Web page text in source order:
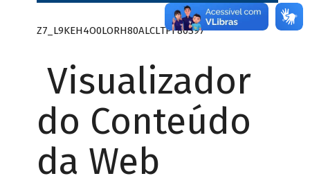
Z7_L9KEH4O0LORH80ALCLTPF80S97
Visualizador
do Conteúdo
da Web